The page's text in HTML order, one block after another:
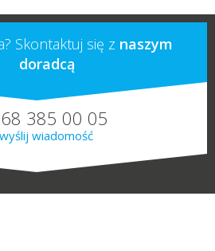
Skontaktuj się z naszym
doradcą
385 00 05
wyślij wiadomość